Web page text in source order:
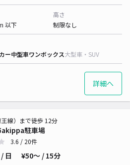
以下
高さ
制限なし
ー中型車ワンボックス大型車・SUV
詳細へ
駐車場
線）まで徒歩 12分
3.6 / 20件
/ 日 ¥50〜 / 15分